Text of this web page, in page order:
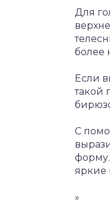
Для
более
Если
такой
С
форму.
яркие
»